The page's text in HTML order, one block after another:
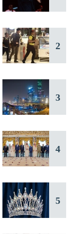
2
3
4
5